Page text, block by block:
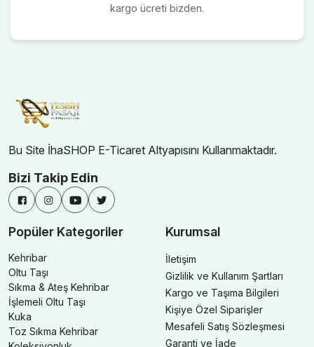
kargo ücreti bizden.
Bu Site İhaSHOP E-Ticaret Altyapısını Kullanmaktadır.
Bizi Takip Edin
Popüler Kategoriler
Kehribar
Oltu Taşı
Sıkma & Ateş Kehribar
İşlemeli Oltu Taşı
Kuka
Toz Sıkma Kehribar
Kurumsal
İletişim
Gizlilik ve Kullanım Şartları
Kargo ve Taşıma Bilgileri
Kişiye Özel Siparişler
Mesafeli Satış Sözleşmesi
Garanti ve İade